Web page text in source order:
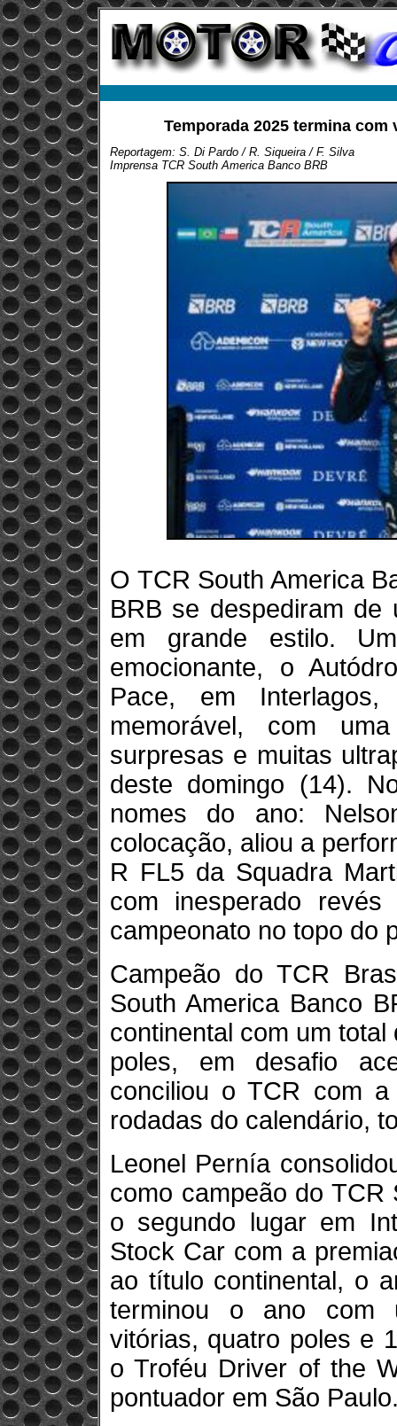
Temporada 2025 termina
Reportagem: S. Di Pardo / R. Siqueira / F. Silva
Imprensa TCR South America Banco BRB
O TCR South America
BRB se despediram de
em grande estilo.
emocionante, o
Pace, em
memorável, com
surpresas e muitas
deste domingo (14).
nomes do ano:
colocação, aliou a
R FL5 da Squadra
com inesperado
campeonato no topo do
Campeão do TCR
South America Banco
continental com um
poles, em desafio
conciliou o TCR com
rodadas do calendário,
Leonel Pernía
como campeão do TCR
o segundo lugar em
Stock Car com a
ao título continental, o
terminou o ano com
vitórias, quatro poles e
o Troféu Driver of the
pontuador em São